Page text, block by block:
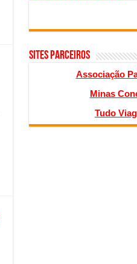
SITES PARCEIROS
Associação
Minas
Tudo